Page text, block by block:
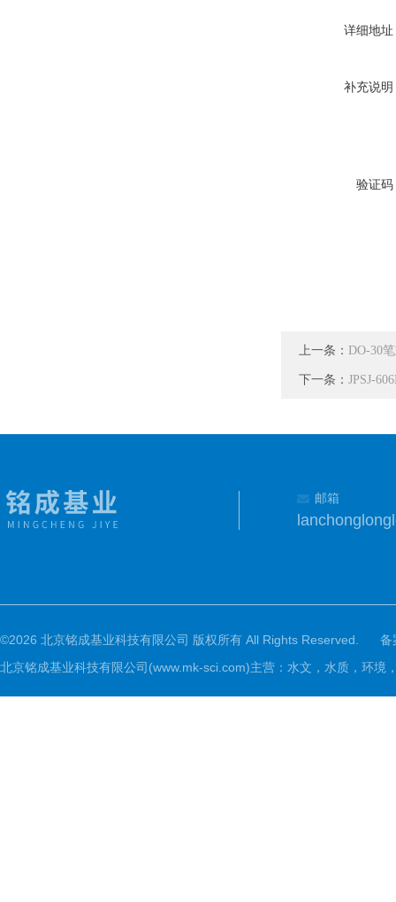
详细地址
补充说明
验证码
上一条： DO-30
下一条： JPSJ-
邮箱
©2026 北京铭成基业科技有限公司 版权所有 All Rights Reserved.
备
北京铭成基业科技有限公司(www.mk-sci.com)主营：水文，水质，环境